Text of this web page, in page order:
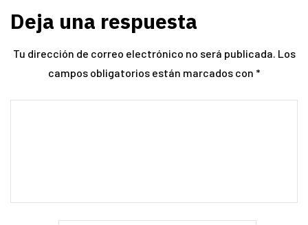
Deja una respuesta
Tu dirección de correo electrónico no será publicada. Los
campos obligatorios están marcados con *